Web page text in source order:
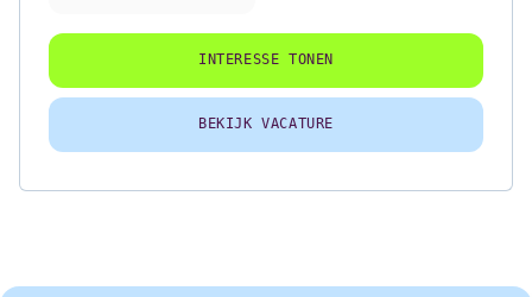
INTERESSE TONEN
BEKIJK VACATURE